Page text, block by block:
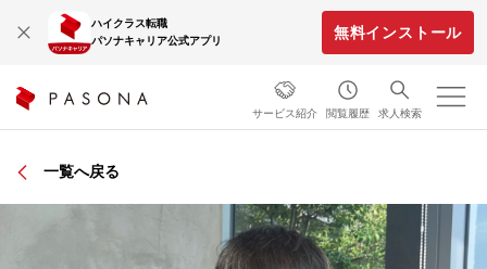
ハイクラス転職
パソナキャリア公式アプリ
無料インストール
サービス紹介 閲覧履歴 求人検索
一覧へ戻る